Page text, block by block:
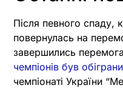
Після певного
повернулась на
завершились
чемпіонів був
чемпіонаті України